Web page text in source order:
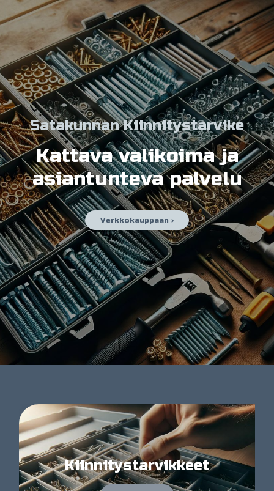
Satakunnan Kiinnitystarvike
Kattava valikoima ja
asiantunteva palvelu
Verkkokauppaan ›
Kiinnitystarvikkeet